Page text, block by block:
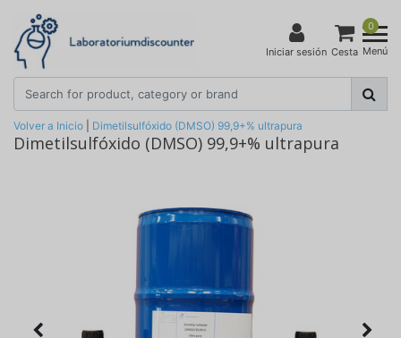
Iniciar sesión
0
Cesta Menú
Volver a Inicio Dimetilsulfóxido (DMSO) 99,9+% ultrapura
Dimetilsulfóxido (DMSO) 99,9+% ultrapura